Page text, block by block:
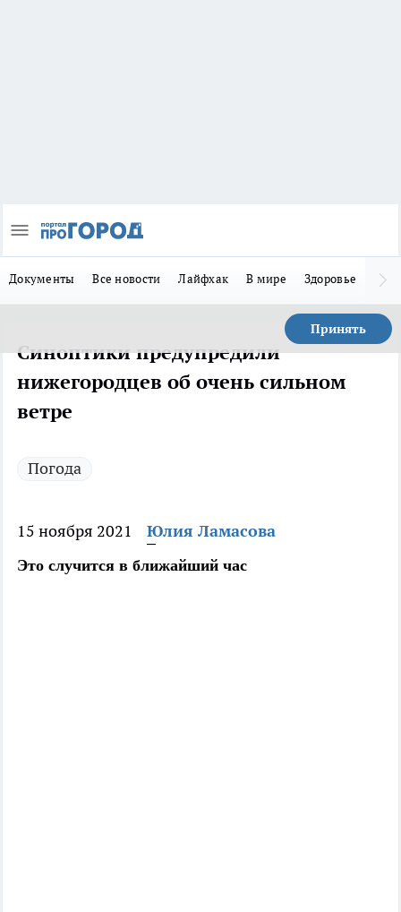
Документы Все новости Лайфхак В мире Здоровье
Принять
Синоптики предупредили
нижегородцев об очень сильном
ветре
Погода
15 ноября 2021 Юлия Ламасова
Это случится в ближайший час